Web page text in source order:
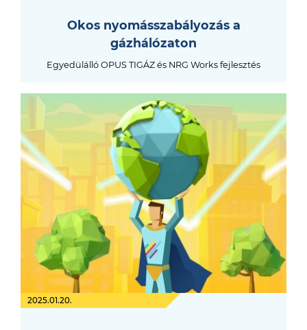
Okos nyomásszabályozás a
gázhálózaton
Egyedülálló OPUS TIGÁZ és NRG Works fejlesztés
2025.01.20.